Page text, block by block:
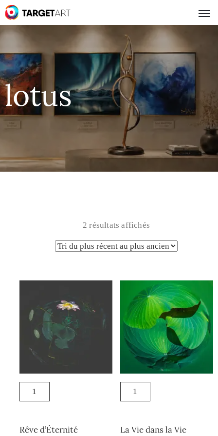
lotus
2 résultats affichés
Rêve d’Éternité La Vie dans la Vie